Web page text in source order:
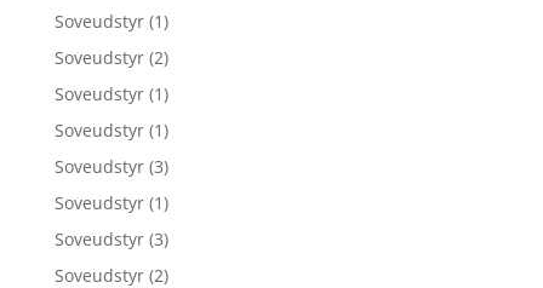
Soveudstyr (1)
Soveudstyr (2)
Soveudstyr (1)
Soveudstyr (1)
Soveudstyr (3)
Soveudstyr (1)
Soveudstyr (3)
Soveudstyr (2)